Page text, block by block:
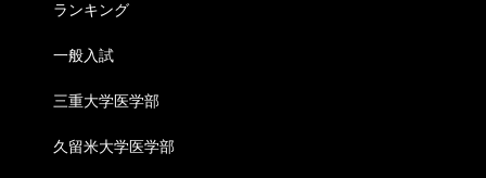
ランキング
一般入試
三重大学医学部
久留米大学医学部